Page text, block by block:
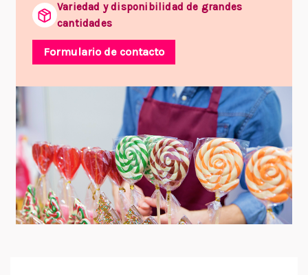
Variedad y disponibilidad de grandes
cantidades
Formulario de contacto